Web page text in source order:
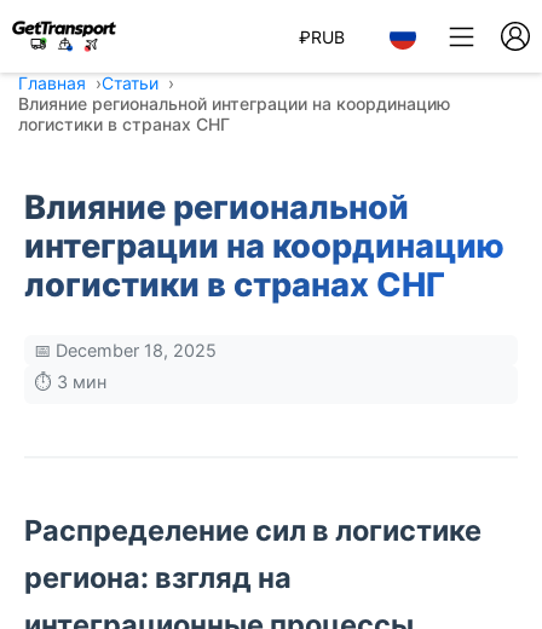
₽RUB
Главная
Статьи
Влияние региональной интеграции на координацию
логистики в странах СНГ
Влияние региональной
интеграции на координацию
логистики в странах СНГ
📅 December 18, 2025
⏱️ 3 мин
Распределение сил в логистике
региона: взгляд на